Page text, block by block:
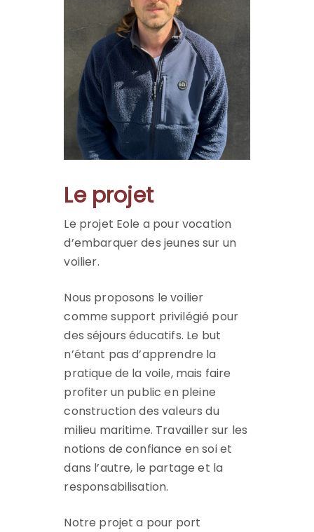
Le projet
Le projet Eole a pour vocation
d’embarquer des jeunes sur un
voilier.
Nous proposons le voilier
comme support privilégié pour
des séjours éducatifs. Le but
n’étant pas d’apprendre la
pratique de la voile, mais faire
profiter un public en pleine
construction des valeurs du
milieu maritime. Travailler sur les
notions de confiance en soi et
dans l’autre, le partage et la
responsabilisation.
Notre projet a pour port